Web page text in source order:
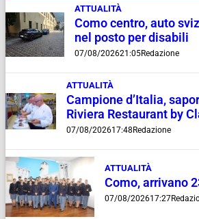
ATTUALITÀ
Como centro, auto
nel posto per disabili
07/08/202621:05Redazione
ATTUALITÀ
Campione d’Italia,
Riviera Restaurant by
07/08/202617:48 Redazione
ATTUALITÀ
Como, arrivano
07/08/202617:27